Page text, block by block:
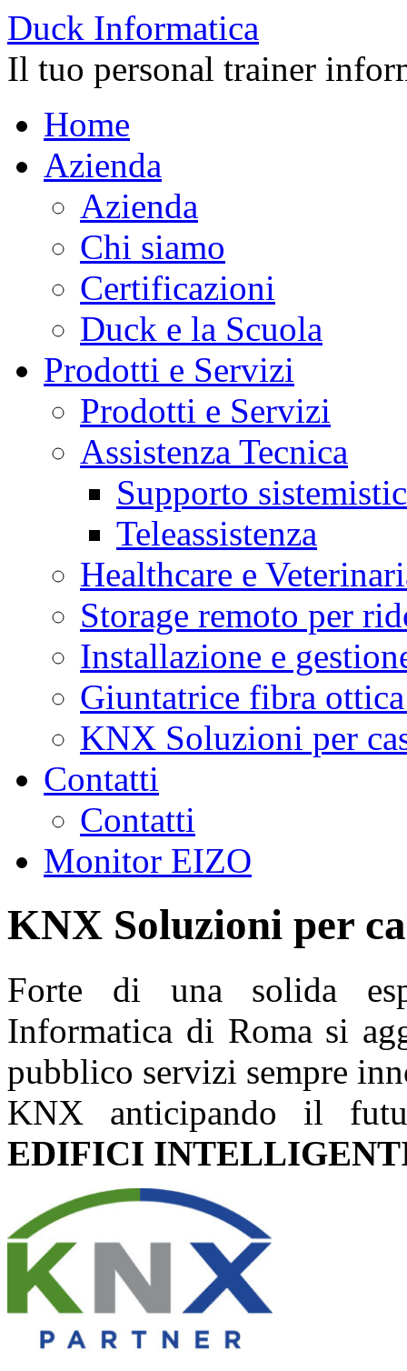
Duck Informatica
Il tuo personal trainer
Home
Azienda
Azienda
Chi siamo
Certificazioni
Duck e la Scuola
Prodotti e Servizi
Prodotti e Servizi
Assistenza Tecnica
Supporto
Teleassistenza
Healthcare e
Storage remoto per
Installazione e
Giuntatrice fibra
KNX Soluzioni per
Contatti
Contatti
Monitor EIZO
KNX Soluzioni per
Forte di una solida
Informatica di Roma si
pubblico servizi sempre
KNX anticipando il
EDIFICI